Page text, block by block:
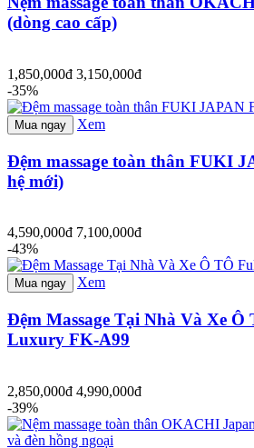
(dòng cao cấp)
1,850,000đ 3,150,000đ
-35%
Mua ngay Xem
Đệm massage toàn thân FUKI
hệ mới)
4,590,000đ 7,100,000đ
-43%
Mua ngay Xem
Đệm Massage Tại Nhà Và Xe Ô
Luxury FK-A99
2,850,000đ 4,990,000đ
-39%